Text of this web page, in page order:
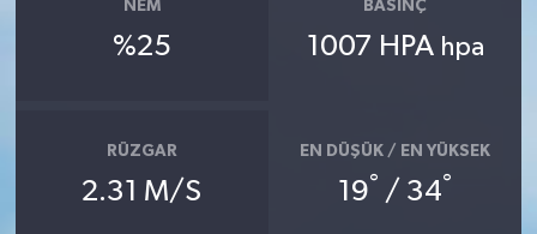
NEM
%25
BASINÇ
1007 HPA hpa
RÜZGAR
2.31 M/S
EN DÜŞÜK / EN YÜKSEK
19° / 34°